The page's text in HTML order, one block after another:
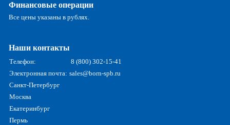
Финансовые операции
Все цены указаны в рублях.
Наши контакты
Телефон:
8 (800) 302-15-41
Электронная почта: sales@born-spb.ru
Санкт-Петербург
Москва
Екатеринбург
Пермь